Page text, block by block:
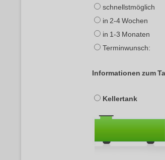
schnellstmöglich
in 2-4 Wochen
in 1-3 Monaten
Terminwunsch:
Informationen zum
Kellertank